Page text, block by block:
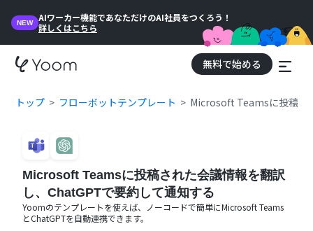
NEW
AIワーカー機能であなただけのAI社員をつくろう！
詳しくはこちら
無料で始める
トップ フローボットテンプレート Microsoft Teamsに投稿さ
Microsoft Teamsに投稿された会議情報を翻訳
し、ChatGPTで要約して通知する
Yoomのテンプレートを使えば、ノーコードで簡単にMicrosoft Teams
とChatGPTを自動連携できます。